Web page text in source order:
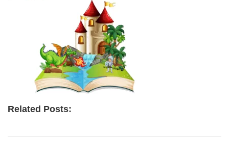
Related Posts: